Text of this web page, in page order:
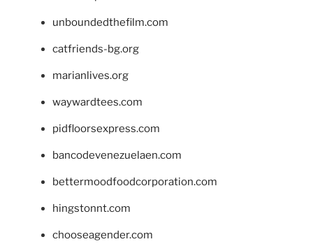
unboundedthefilm.com
catfriends-bg.org
marianlives.org
waywardtees.com
pidfloorsexpress.com
bancodevenezuelaen.com
bettermoodfoodcorporation.com
hingstonnt.com
chooseagender.com